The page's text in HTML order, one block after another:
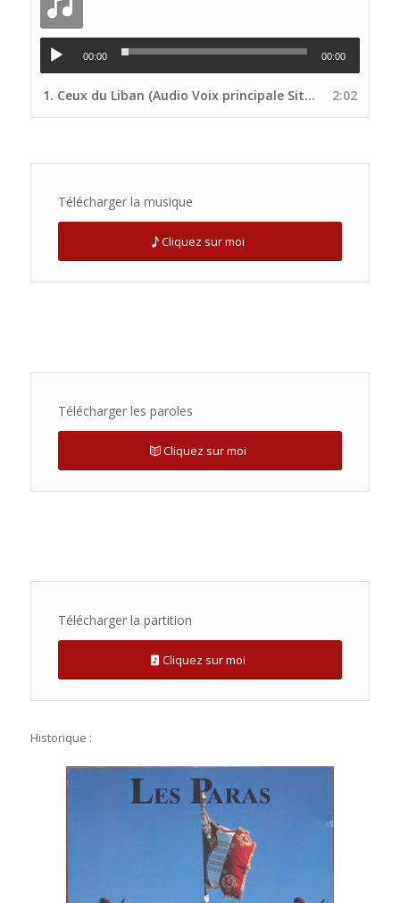
00:00 00:00
1. Ceux du Liban (Audio Voix principale Site UNP) 2:02
Télécharger la musique
Cliquez sur moi
Télécharger les paroles
Cliquez sur moi
Télécharger la partition
Cliquez sur moi
Historique :